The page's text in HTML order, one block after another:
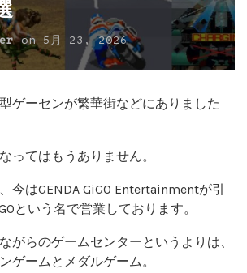
on 5月 23, 2026
ゲーセンが繁華街などにありました
ってはもうありません。
今はGENDA GiGO Entertainmentが引
という名で営業しております。
がらのゲームセンターというよりは、
ゲームとメダルゲーム。